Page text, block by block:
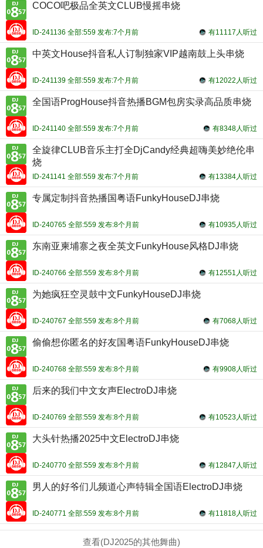
COCO吧极品全英文CLUB慢摇串烧
有11117人听过
ID-241136 全部:559 发布:7个月前
中英文House抖音私人订制独家VIP越南鼓上头串烧
有12022人听过
ID-241139 全部:559 发布:7个月前
全国语ProgHouse抖音热播BGM包房实录高品质串烧
有8348人听过
ID-241140 全部:559 发布:7个月前
全旋律CLUB音乐主打全DjCandy经典超嗨美妙绝伦串
烧
有13384人听过
ID-241141 全部:559 发布:7个月前
专属定制抖音热播国粤语FunkyHouseDJ串烧
有10935人听过
ID-240765 全部:559 发布:8个月前
东南亚柬埔寨之夜全英文FunkyHouse风格DJ串烧
有12551人听过
ID-240766 全部:559 发布:8个月前
为她疯狂空灵鼓中文FunkyHouseDJ串烧
有7068人听过
ID-240767 全部:559 发布:8个月前
偷偷想你匿名的好友国粤语FunkyHouseDJ串烧
有9908人听过
ID-240768 全部:559 发布:8个月前
后来的我们中文女声ElectroDJ串烧
有10523人听过
ID-240769 全部:559 发布:8个月前
大头针热播2025中文ElectroDJ串烧
有12847人听过
ID-240770 全部:559 发布:8个月前
男人的好爷们儿频道心声特辑全国语ElectroDJ串烧
有11818人听过
ID-240771 全部:559 发布:8个月前
查看(DJ2025的其他舞曲)